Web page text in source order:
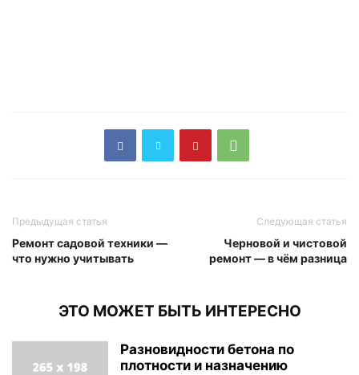
Предыдущая статья
Ремонт садовой техники —
что нужно учитывать
Следующая статья
Черновой и чистовой
ремонт — в чём разница
ЭТО МОЖЕТ БЫТЬ ИНТЕРЕСНО
Разновидности бетона по
плотности и назначению